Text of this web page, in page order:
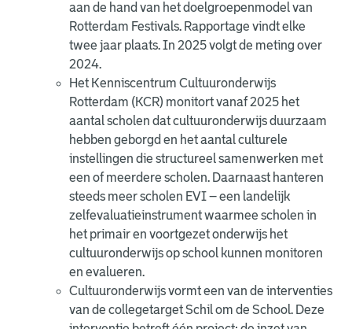
aan de hand van het doelgroepenmodel van
Rotterdam Festivals. Rapportage vindt elke
twee jaar plaats. In 2025 volgt de meting over
2024.
Het Kenniscentrum Cultuuronderwijs
Rotterdam (KCR) monitort vanaf 2025 het
aantal scholen dat cultuuronderwijs duurzaam
hebben geborgd en het aantal culturele
instellingen die structureel samenwerken met
een of meerdere scholen. Daarnaast hanteren
steeds meer scholen EVI – een landelijk
zelfevaluatieinstrument waarmee scholen in
het primair en voortgezet onderwijs het
cultuuronderwijs op school kunnen monitoren
en evalueren.
Cultuuronderwijs vormt een van de interventies
van de collegetarget Schil om de School. Deze